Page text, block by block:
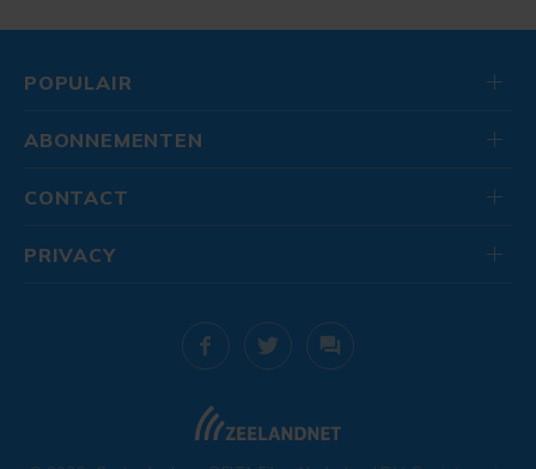
POPULAIR
ABONNEMENTEN
CONTACT
PRIVACY